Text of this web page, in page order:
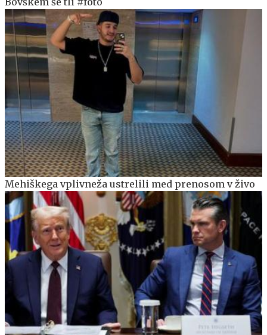
Mehiškega vplivneža ustrelili med prenosom v živo